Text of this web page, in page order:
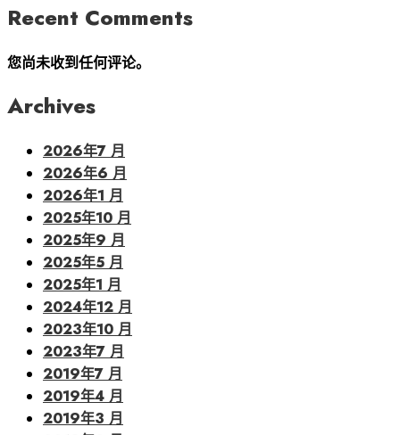
Recent Comments
您尚未收到任何评论。
Archives
2026年7 月
2026年6 月
2026年1 月
2025年10 月
2025年9 月
2025年5 月
2025年1 月
2024年12 月
2023年10 月
2023年7 月
2019年7 月
2019年4 月
2019年3 月